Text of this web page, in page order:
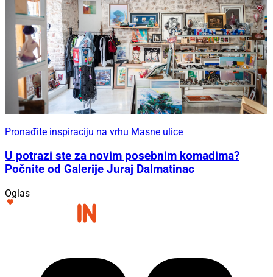
Pronađite inspiraciju na vrhu Masne ulice
U potrazi ste za novim posebnim komadima?
Počnite od Galerije Juraj Dalmatinac
Oglas